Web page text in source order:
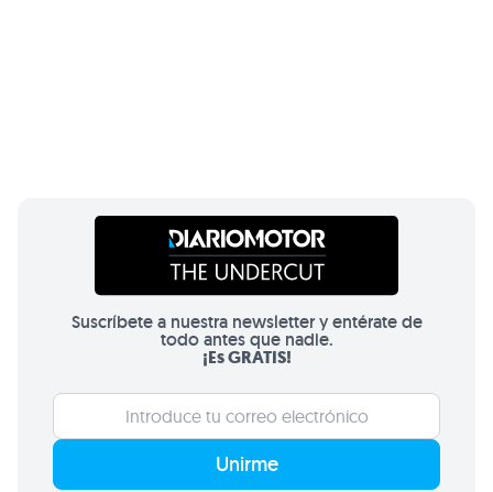
Suscríbete a nuestra newsletter y entérate de
todo antes que nadie.
¡Es GRATIS!
Unirme